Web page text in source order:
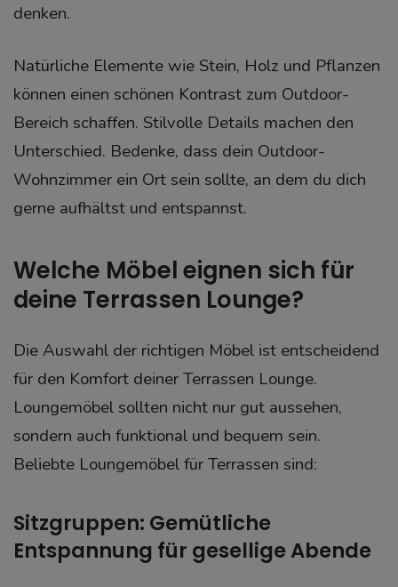
denken.
Natürliche Elemente wie Stein, Holz und Pflanzen
können einen schönen Kontrast zum Outdoor-
Bereich schaffen. Stilvolle Details machen den
Unterschied. Bedenke, dass dein Outdoor-
Wohnzimmer ein Ort sein sollte, an dem du dich
gerne aufhältst und entspannst.
Welche Möbel eignen sich für
deine Terrassen Lounge?
Die Auswahl der richtigen Möbel ist entscheidend
für den Komfort deiner Terrassen Lounge.
Loungemöbel sollten nicht nur gut aussehen,
sondern auch funktional und bequem sein.
Beliebte Loungemöbel für Terrassen sind:
Sitzgruppen: Gemütliche
Entspannung für gesellige Abende